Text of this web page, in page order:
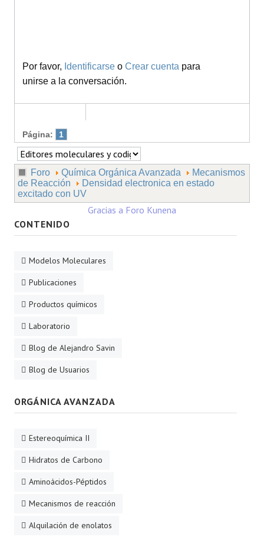
Por favor, Identificarse o Crear cuenta para
unirse a la conversación.
Página: 1
Foro Química Orgánica Avanzada
Mecanismos
de Reacción
Densidad electronica en estado
excitado con UV
Gracias a Foro Kunena
CONTENIDO
Modelos Moleculares
Publicaciones
Productos químicos
Laboratorio
Blog de Alejandro Savin
Blog de Usuarios
ORGÁNICA AVANZADA
Estereoquímica II
Hidratos de Carbono
Aminoácidos-Péptidos
Mecanismos de reacción
Alquilación de enolatos